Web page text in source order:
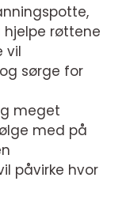
røttene
vil
sørge for
meget
med på
påvirke hvor